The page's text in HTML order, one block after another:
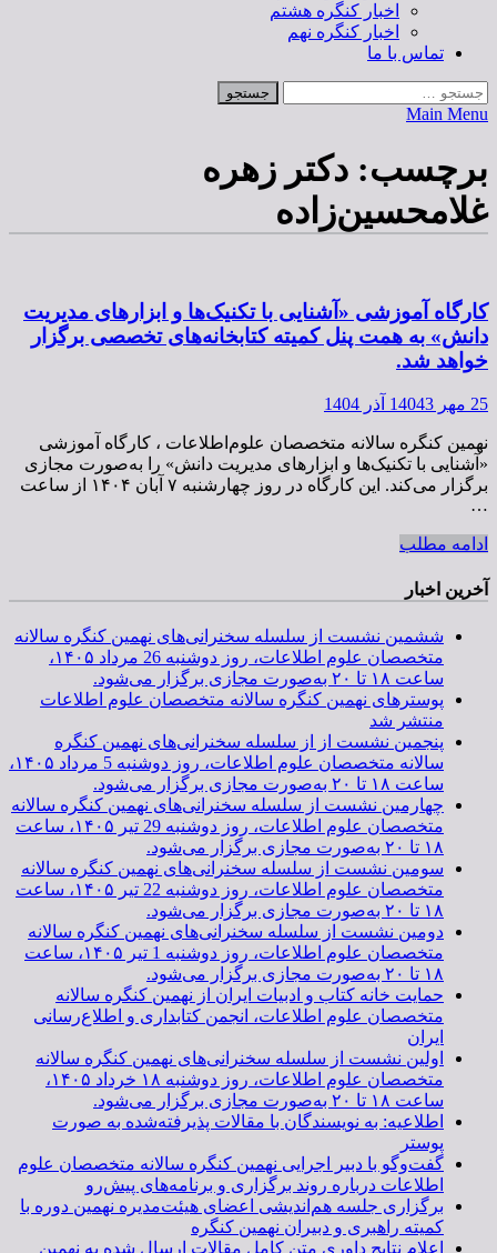
اخبار کنگره هشتم
اخبار کنگره نهم
تماس با ما
Main Menu
برچسب: دکتر زهره
غلامحسین‌زاده
کارگاه آموزشی «آشنایی با تکنیک‌ها و ابزارهای مدیریت
دانش» به همت پنل کمیته کتابخانه‌های تخصصی برگزار
خواهد شد.
25 مهر 1404 3 آذر 1404
نهمین کنگره سالانه متخصصان علوم‌اطلاعات ، کارگاه آموزشی
«آشنایی با تکنیک‌ها و ابزارهای مدیریت دانش» را به‌صورت مجازی
برگزار می‌کند. این کارگاه در روز چهارشنبه ۷ آبان ۱۴۰۴ از ساعت
…
ادامه مطلب
آخرین اخبار
ششمین نشست از سلسله سخنرانی‌های نهمین کنگره سالانه
متخصصان علوم اطلاعات، روز دوشنبه 26 مرداد ۱۴۰۵،
ساعت ۱۸ تا ۲۰ به‌صورت مجازی برگزار می‌شود.
پوسترهای نهمین کنگره سالانه متخصصان علوم اطلاعات
منتشر شد
پنجمین نشست از از سلسله سخنرانی‌های نهمین کنگره
سالانه متخصصان علوم اطلاعات، روز دوشنبه 5 مرداد ۱۴۰۵،
ساعت ۱۸ تا ۲۰ به‌صورت مجازی برگزار می‌شود.
چهارمین نشست از سلسله سخنرانی‌های نهمین کنگره سالانه
متخصصان علوم اطلاعات، روز دوشنبه 29 تیر ۱۴۰۵، ساعت
۱۸ تا ۲۰ به‌صورت مجازی برگزار می‌شود.
سومین نشست از سلسله سخنرانی‌های نهمین کنگره سالانه
متخصصان علوم اطلاعات، روز دوشنبه 22 تیر ۱۴۰۵، ساعت
۱۸ تا ۲۰ به‌صورت مجازی برگزار می‌شود.
دومین نشست از سلسله سخنرانی‌های نهمین کنگره سالانه
متخصصان علوم اطلاعات، روز دوشنبه 1 تیر ۱۴۰۵، ساعت
۱۸ تا ۲۰ به‌صورت مجازی برگزار می‌شود.
حمایت خانه کتاب و ادبیات ایران از نهمین کنگره سالانه
متخصصان علوم اطلاعات، انجمن کتابداری و اطلاع‌رسانی
ایران
اولین نشست از سلسله سخنرانی‌های نهمین کنگره سالانه
متخصصان علوم اطلاعات، روز دوشنبه ۱۸ خرداد ۱۴۰۵،
ساعت ۱۸ تا ۲۰ به‌صورت مجازی برگزار می‌شود.
اطلاعیه: به نویسندگان با مقالات پذیرفته‌شده به صورت
پوستر
گفت‌وگو با دبیر اجرایی نهمین کنگره سالانه متخصصان علوم
اطلاعات درباره روند برگزاری و برنامه‌های پیش‌رو
برگزاری جلسه هم‌اندیشی اعضای هیئت‌مدیره نهمین دوره با
کمیته راهبری و دبیران نهمین کنگره
اعلام نتایج داوری متن کامل مقالات ارسال شده به نهمین